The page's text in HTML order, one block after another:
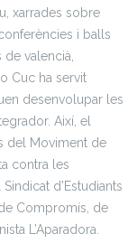
xarrades sobre
i balls
valencià,
Cuc ha servit
desenvolupar les
Així, el
del Moviment de
contra les
d’Estudiants
Compromís, de
L’Aparadora.